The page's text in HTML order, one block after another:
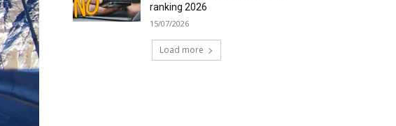
ranking 2026
15/07/2026
Load more